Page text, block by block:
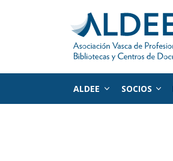
ALDEE SOCIOS